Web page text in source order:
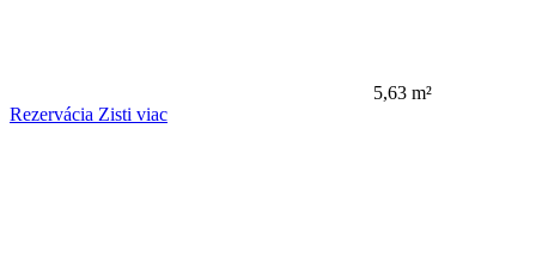
5,63 m²
Rezervácia Zisti viac